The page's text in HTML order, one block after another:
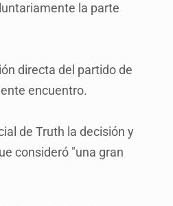
la parte
directa del partido de
encuentro.
de Truth la decisión y
consideró "una gran